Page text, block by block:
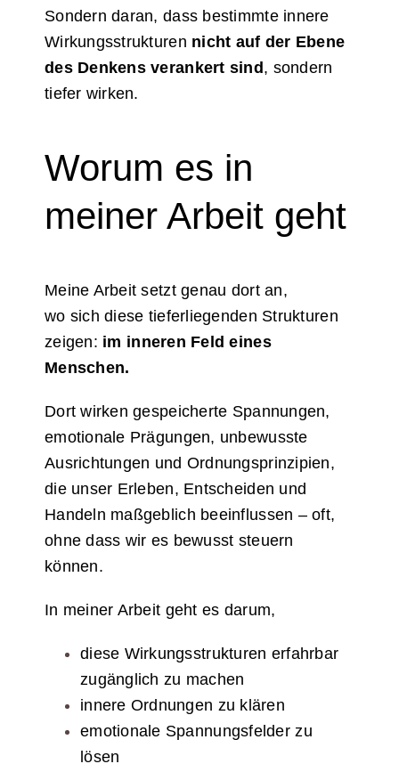
Sondern daran, dass bestimmte innere
Wirkungsstrukturen nicht auf der Ebene
des Denkens verankert sind, sondern
tiefer wirken.
Worum es in
meiner Arbeit geht
Meine Arbeit setzt genau dort an,
wo sich diese tieferliegenden Strukturen
zeigen: im inneren Feld eines
Menschen.
Dort wirken gespeicherte Spannungen,
emotionale Prägungen, unbewusste
Ausrichtungen und Ordnungsprinzipien,
die unser Erleben, Entscheiden und
Handeln maßgeblich beeinflussen – oft,
ohne dass wir es bewusst steuern
können.
In meiner Arbeit geht es darum,
diese Wirkungsstrukturen erfahrbar
zugänglich zu machen
innere Ordnungen zu klären
emotionale Spannungsfelder zu
lösen